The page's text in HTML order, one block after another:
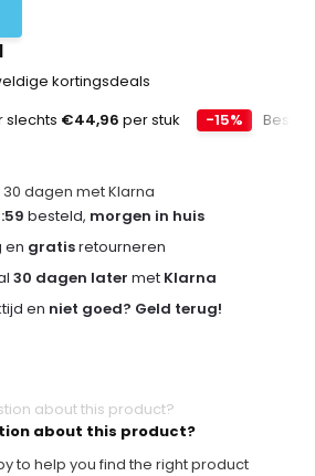
kortingsdeals
slechts €44,96 per stuk -15% Bestel
dagen met Klarna
besteld, morgen in huis
en gratisretourneren
30 dagen later met Klarna
en niet goed? Geld terug!
about this product?
to help you find the right product